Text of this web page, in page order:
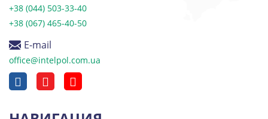
+38 (044) 503-33-40
+38 (067) 465-40-50
E-mail
office@intelpol.com.ua